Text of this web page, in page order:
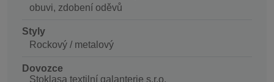
obuvi, zdobení oděvů
Styly
Rockový / metalový
Dovozce
Stoklasa textilní galanterie s.r.o.